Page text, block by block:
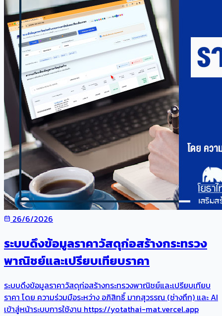
26/6/2026
ระบบดึงข้อมูลราคาวัสดุก่อสร้างกระทรวง
พาณิชย์และเปรียบเทียบราคา
ระบบดึงข้อมูลราคาวัสดุก่อสร้างกระทรวงพาณิชย์และเปรียบเทียบ
ราคา โดย ความร่วมมือระหว่าง อภิสิทธิ์ มากสุวรรณ (ช่างถึก) และ AI
เข้าสู่หน้าระบบการใช้งาน https://yotathai-mat.vercel.app